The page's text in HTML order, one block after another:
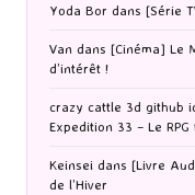
Yoda Bor dans [Série
Van dans [Cinéma] Le
d’intérêt !
crazy cattle 3d github
Expedition 33 – Le
Keinsei dans [Livre
de l’Hiver